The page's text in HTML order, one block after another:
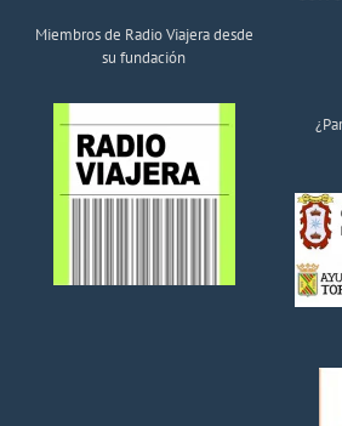
Miembros de Radio Viajera desde
su fundación